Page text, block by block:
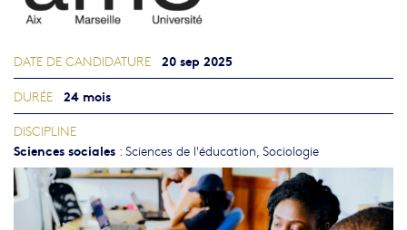
DATE DE CANDIDATURE 20 sep 2025
DURÉE 24 mois
DISCIPLINE
Sciences sociales : Sciences de l'éducation Sociologie